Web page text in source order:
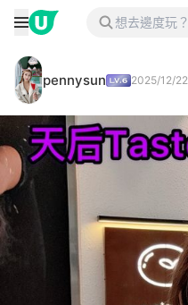
pennysun 2025/12/22